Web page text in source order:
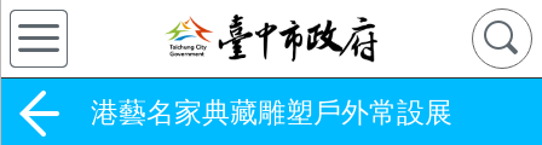
港藝名家典藏雕塑戶外常設展